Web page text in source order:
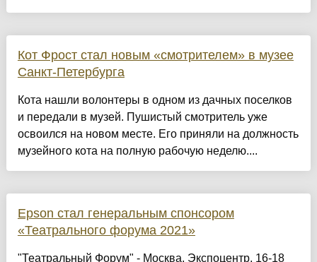
Кот Фрост стал новым «смотрителем» в музее
Санкт-Петербурга
Кота нашли волонтеры в одном из дачных поселков
и передали в музей. Пушистый смотритель уже
освоился на новом месте. Его приняли на должность
музейного кота на полную рабочую неделю....
Epson стал генеральным спонсором
«Театрального форума 2021»
"Театральный Форум" - Москва, Экспоцентр, 16-18